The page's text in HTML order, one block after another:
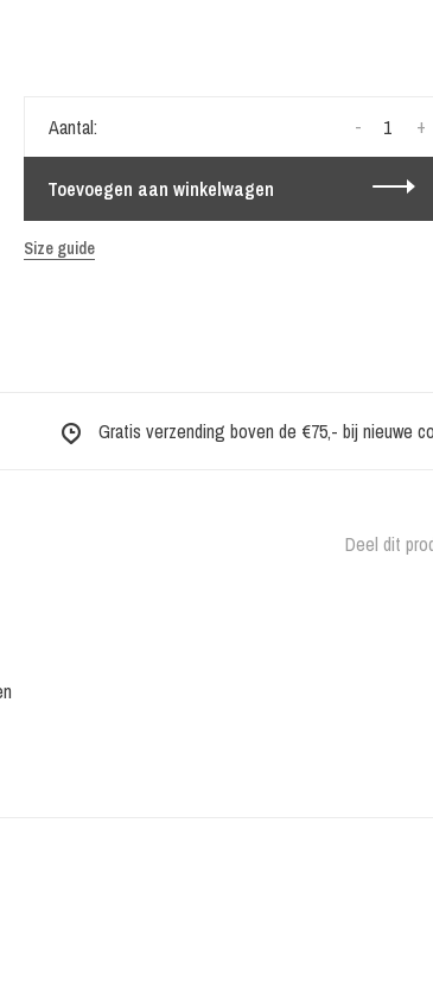
Aantal: +
-
Toevoegen aan winkelwagen
Size guide
Gratis verzending boven de €75,- bij nieuwe
Deel dit